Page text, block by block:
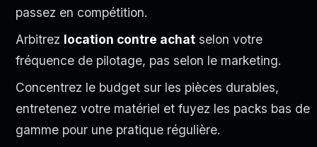
passez en compétition.
Arbitrez location contre achat selon votre
fréquence de pilotage, pas selon le marketing.
Concentrez le budget sur les pièces durables,
entretenez votre matériel et fuyez les packs bas de
gamme pour une pratique régulière.